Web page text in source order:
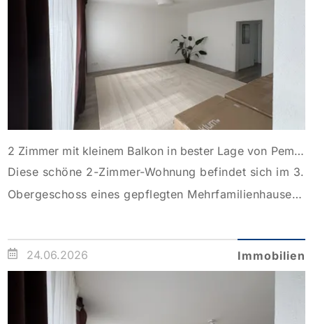
2 Zimmer mit kleinem Balkon in bester Lage von Pempelfort
Diese schöne 2-Zimmer-Wohnung befindet sich im 3.
Obergeschoss eines gepflegten Mehrfamilienhauses.
Beim Betreten der Wohnung fällt sofort auf, dass hier
auf exklusive Materialien für die Sanierung 2024
geachtet wurde. In allen Räumen wurde u. a. ein sehr
hochwertiger Boden mit Trittschalldämmung verlegt.
24.06.2026 Immobilien